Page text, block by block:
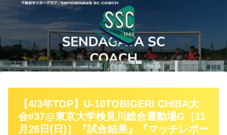
【4/3年TOP】U-10TOBIGERI CHIBA大
会#37@東京大学検見川総合運動場G［11
月26日(日)］『試合結果』『マッチレポー